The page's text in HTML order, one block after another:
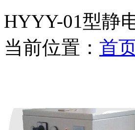
HYYY-01型静
当前位置： 首